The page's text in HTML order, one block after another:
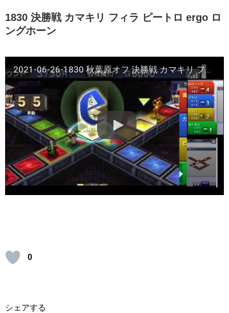
1830 決勝戦 カマキリ フィラ ピートロ ergo ロ
ングホーン
2021-06-26-1830 秋葉原オフ 決勝戦 カマキリ フィラ ピートロ ergo
0
シェアする